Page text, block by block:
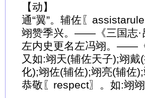
【动】
通“翼”。辅佐〖assistaruler
翊赞季兴。——《三国志·
左内史更名左冯翊。——《
又如:翊天(辅佐天子);翊
化);翊佐(辅佐);翊亮(辅佐
恭敬〖respect〗。如:翊